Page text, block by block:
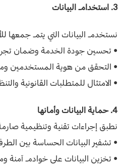
3. استخدام البيانات
نستخدم البيانات التي يتم جمعها
• تحسين جودة الخدمة وضمان
• التحقق من هوية المستخدمين
• الامتثال للمتطلبات القانونية
4. حماية البيانات وأمانها
نطبق إجراءات تقنية وتنظيمية
• تشفير البيانات الحساسة بين
• تخزين البيانات على خوادم آمنة